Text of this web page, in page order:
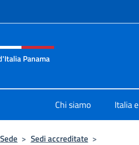
e menù
Panama
Chi siamo Italia
> Sedi accreditate >